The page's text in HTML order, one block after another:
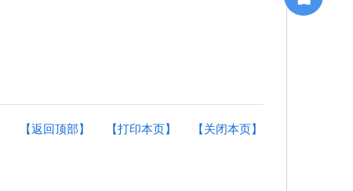
【关闭本页】
【打印本页】
【返回顶部】